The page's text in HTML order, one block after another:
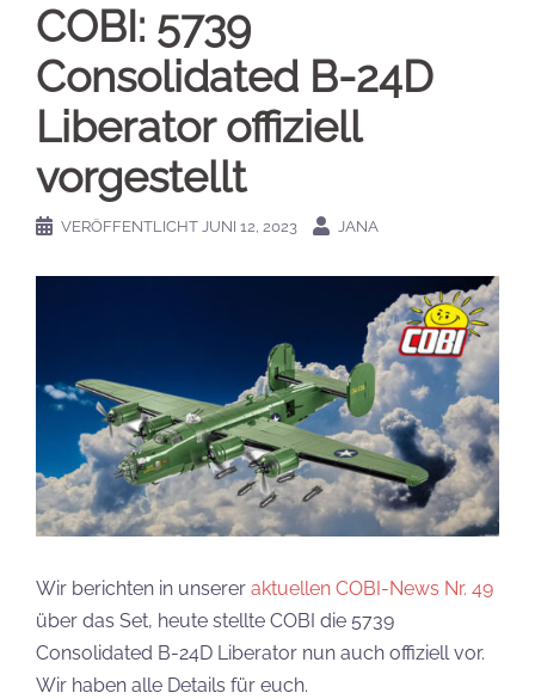
COBI: 5739
Consolidated B-24D
Liberator offiziell
vorgestellt
VERÖFFENTLICHT JUNI 12, 2023 JANA
Wir berichten in unserer aktuellen COBI-News Nr. 49
über das Set, heute stellte COBI die 5739
Consolidated B-24D Liberator nun auch offiziell vor.
Wir haben alle Details für euch.